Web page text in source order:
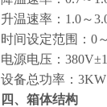
升温速率：1.0～
时间设定范围：0
电源电压：
设备总功率：
四、箱体结构